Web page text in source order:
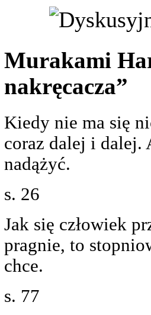
Murakami
nakręcacza”
Kiedy nie ma się
coraz dalej i dalej.
nadążyć.
s. 26
Jak się człowiek
pragnie, to
chce.
s. 77